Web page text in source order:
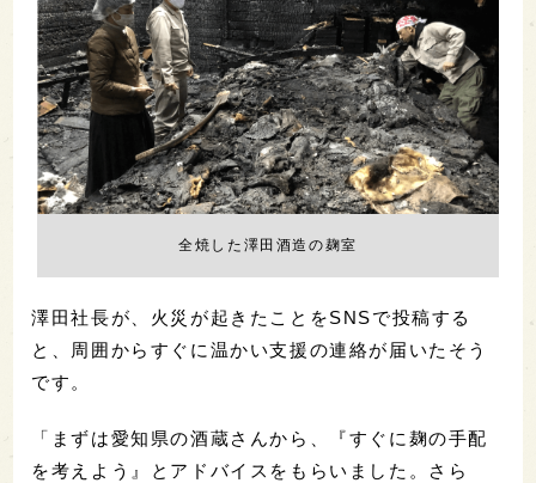
全焼した澤田酒造の麹室
澤田社長が、火災が起きたことをSNSで投稿する
と、周囲からすぐに温かい支援の連絡が届いたそう
です。
「まずは愛知県の酒蔵さんから、『すぐに麹の手配
を考えよう』とアドバイスをもらいました。さら